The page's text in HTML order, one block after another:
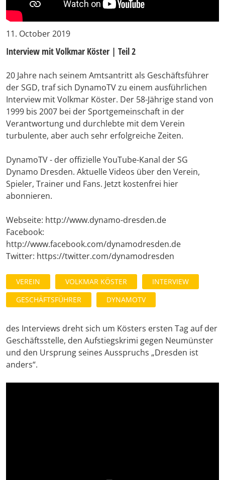
11. October 2019
Interview mit Volkmar Köster | Teil 2
20 Jahre nach seinem Amtsantritt als Geschäftsführer
der SGD, traf sich DynamoTV zu einem ausführlichen
Interview mit Volkmar Köster. Der 58-Jährige stand von
1999 bis 2007 bei der Sportgemeinschaft in der
Verantwortung und durchlebte mit dem Verein
turbulente, aber auch sehr erfolgreiche Zeiten.
DynamoTV - der offizielle YouTube-Kanal der SG
Dynamo Dresden. Aktuelle Videos über den Verein,
Spieler, Trainer und Fans. Jetzt kostenfrei hier
abonnieren.
Webseite: http://www.dynamo-dresden.de
Facebook:
http://www.facebook.com/dynamodresden.de
Twitter: https://twitter.com/dynamodresden
VEREIN VOLKMAR KÖSTER
INTERVIEW
GESCHÄFTSFÜHRER
DYNAMOTV
des Interviews dreht sich um Kösters ersten Tag auf der
Geschäftsstelle, den Aufstiegskrimi gegen Neumünster
und den Ursprung seines Ausspruchs „Dresden ist
anders“.